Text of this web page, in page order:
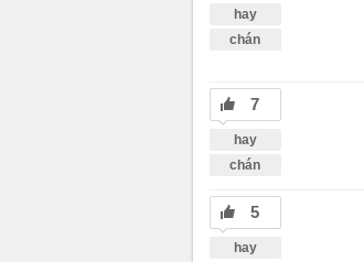
hay
chán
7
hay
chán
5
hay